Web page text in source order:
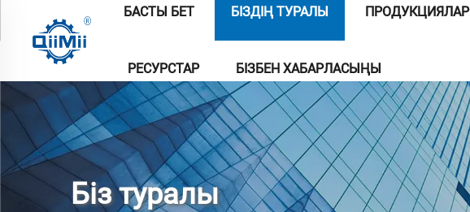
БАСТЫ БЕТ БІЗДІҢ ТУРАЛЫ ПРОДУКЦИЯЛАР
РЕСУРСТАР БІЗБЕН ХАБАРЛАСЫҢЫ
Біз туралы